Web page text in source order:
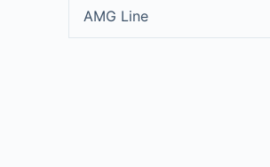
AMG Line